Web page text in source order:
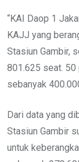
“KAI Daop 1
KAJJ yang
Stasiun Gambir,
801.625 seat. 50
sebanyak
Dari data yang
Stasiun Gambir
untuk